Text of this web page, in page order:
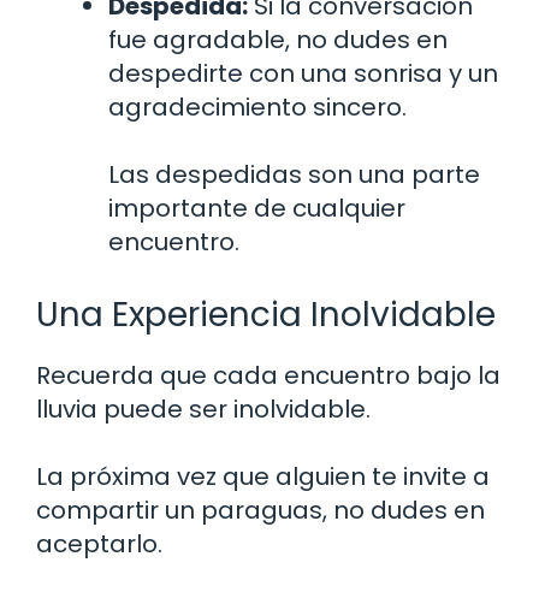
fue agradable, no dudes en
despedirte con una sonrisa y un
agradecimiento sincero.
Las despedidas son una parte
importante de cualquier
encuentro.
Una Experiencia Inolvidable
Recuerda que cada encuentro bajo la
lluvia puede ser inolvidable.
La próxima vez que alguien te invite a
compartir un paraguas, no dudes en
aceptarlo.